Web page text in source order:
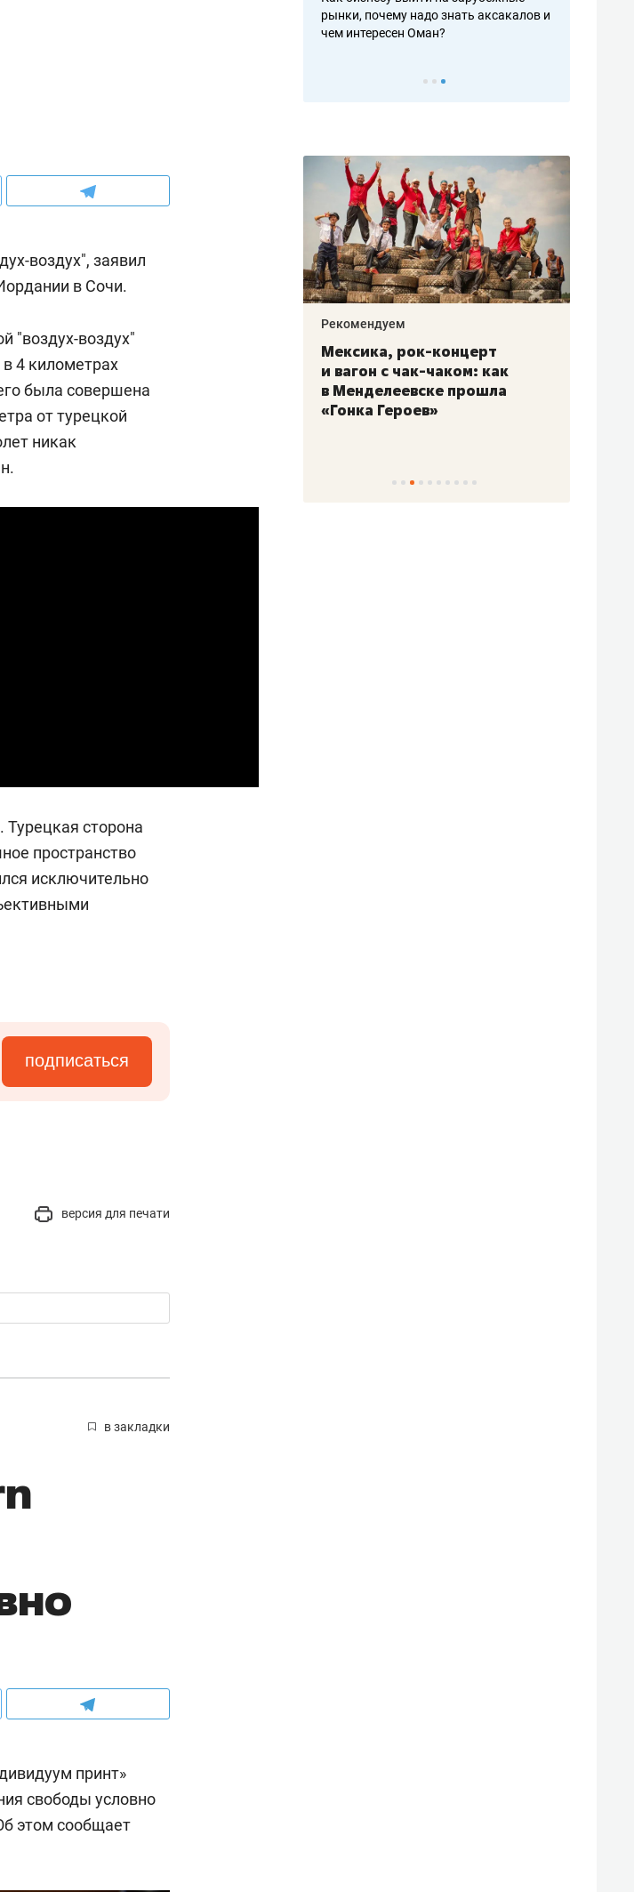
воздух", заявил
в Сочи.
"воздух-воздух"
4 километрах
была совершена
от турецкой
никак
Турецкая сторона
пространство
исключительно
подписаться
версия для печати
в закладки
принт»
свободы условно
этом сообщает
дотошных
мастеров
рынки, почему надо знать аксакалов и
чем интересен Оман?
Опыт выживания в дикой
природе, работа
с ментальным и физическим
состоянием как основа
антихрупких команд
Рекомендуем
Мексика, рок-концерт
и вагон с чак-чаком: как
в Менделеевске прошла
«Гонка Героев»